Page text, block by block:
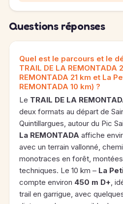
Questions réponses
Quel est le parcours et le
TRAIL DE LA REMONTADA
REMONTADA 21 km et La
REMONTADA 10 km) ?
Le TRAIL DE LA
deux formats au départ de
Quintillargues, autour du Pic
La REMONTADA affiche
avec un terrain vallonné,
monotraces en forêt,
techniques. Le 10 km – La
compte environ 450 m D+,
trail en garrigue, avec